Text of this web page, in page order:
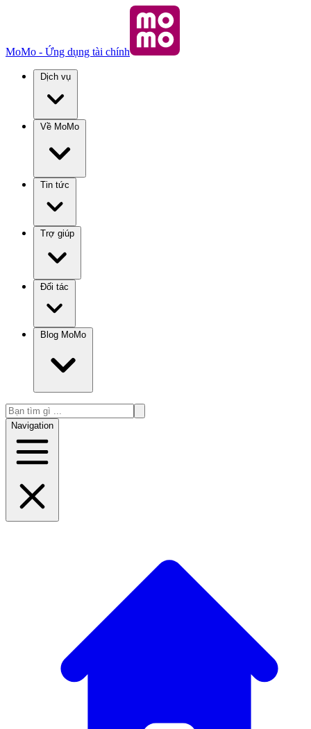
MoMo - Ứng dụng tài chính
Dịch vụ
Về MoMo
Tin tức
Trợ giúp
Đối tác
Blog MoMo
Navigation